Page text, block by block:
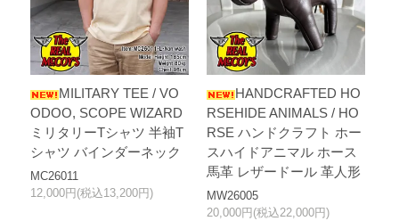
MILITARY TEE / VO
ODOO, SCOPE WIZARD
ミリタリーTシャツ 半袖T
シャツ バインダーネック
MC26011
12,000円(税込13,200円)
HANDCRAFTED HO
RSEHIDE ANIMALS / HO
RSE ハンドクラフト ホー
スハイドアニマル ホース
馬革 レザードール 革人形
MW26005
20,000円(税込22,000円)